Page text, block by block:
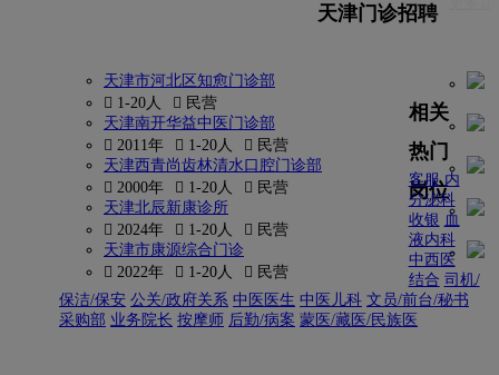
天津门诊招聘
天津市河北区知愈门诊部
 1-20人
 民营
天津南开华益中医门诊部
 2011年
 1-20人
 民营
天津西青尚齿林清水口腔门诊部
 2000年
 1-20人
 民营
天津北辰新康诊所
 2024年
 1-20人
 民营
天津市康源综合门诊
 2022年
 1-20人  民营
相关
热门
岗位
客服 内
分泌科
收银 血
液内科
中西医
结合 司机/
保洁/保安 公关/政府关系 中医医生 中医儿科 文员/前台/秘书
采购部 业务院长 按摩师 后勤/病案 蒙医/藏医/民族医